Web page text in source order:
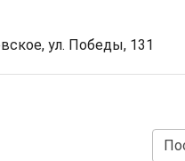
ул. Победы, 131